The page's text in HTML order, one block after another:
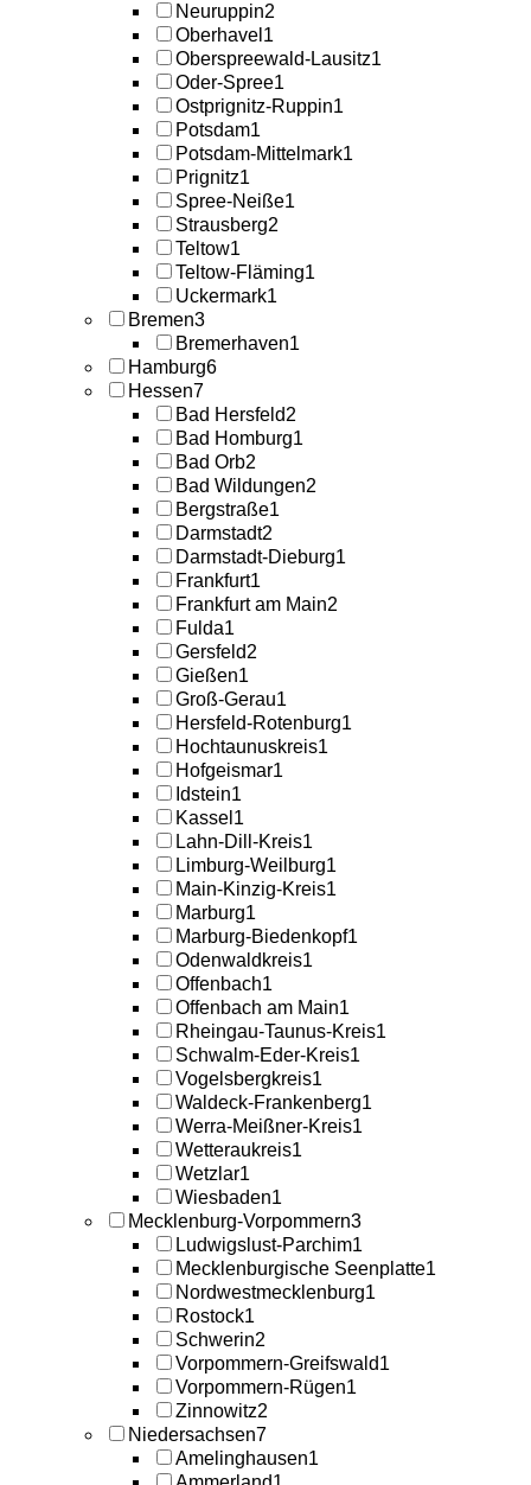
Neuruppin2
Oberhavel 1
Oberspreewald-Lausitz1
Oder-Spree1
Ostprignitz-Ruppin1
Potsdam1
Potsdam-Mittelmark1
Prignitz1
Spree-Neiße1
Strausberg2
Teltow1
Teltow-Fläming1
Uckermark1
Bremen3
Bremerhaven1
Hamburg6
Hessen7
Bad Hersfeld2
Bad Homburg1
Bad Orb2
Bad Wildungen2
Bergstraße1
Darmstadt2
Darmstadt-Dieburg1
Frankfurt1
Frankfurt am Main2
Fulda1
Gersfeld2
Gießen1
Groß-Gerau1
Hersfeld-Rotenburg1
Hochtaunuskreis1
Hofgeismar1
Idstein1
Kassel 1
Lahn-Dill-Kreis1
Limburg-Weilburg1
Main-Kinzig-Kreis1
Marburg1
Marburg-Biedenkopf1
Odenwaldkreis1
Offenbach1
Offenbach am Main1
Rheingau-Taunus-Kreis1
Schwalm-Eder-Kreis1
Vogelsbergkreis1
Waldeck-Frankenberg1
Werra-Meißner-Kreis1
Wetteraukreis1
Wetzlar1
Wiesbaden1
Mecklenburg-Vorpommern3
Ludwigslust-Parchim1
Mecklenburgische Seenplatte1
Nordwestmecklenburg1
Rostock1
Schwerin2
Vorpommern-Greifswald1
Vorpommern-Rügen1
Zinnowitz2
Niedersachsen7
Amelinghausen1